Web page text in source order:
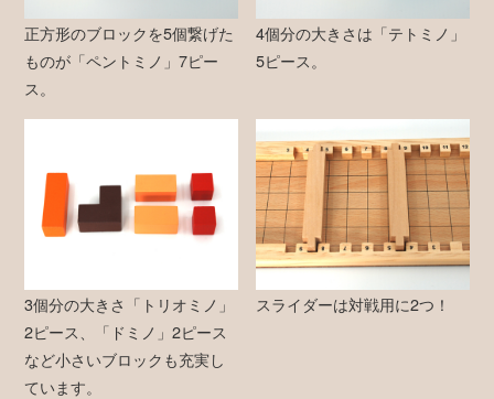
正方形のブロックを5個繋げた
ものが「ペントミノ」7ピー
ス。
4個分の大きさは「テトミノ」
5ピース。
3個分の大きさ「トリオミノ」
2ピース、「ドミノ」2ピース
など小さいブロックも充実し
ています。
スライダーは対戦用に2つ！